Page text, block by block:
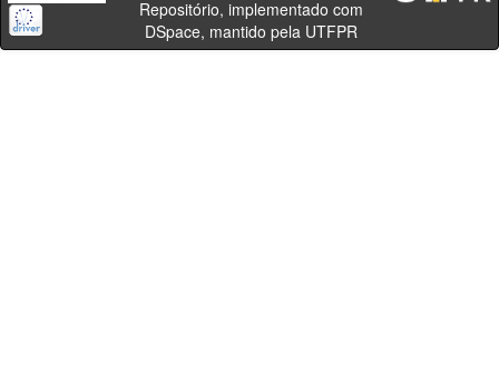
Repositório, implementado com
DSpace, mantido pela UTFPR